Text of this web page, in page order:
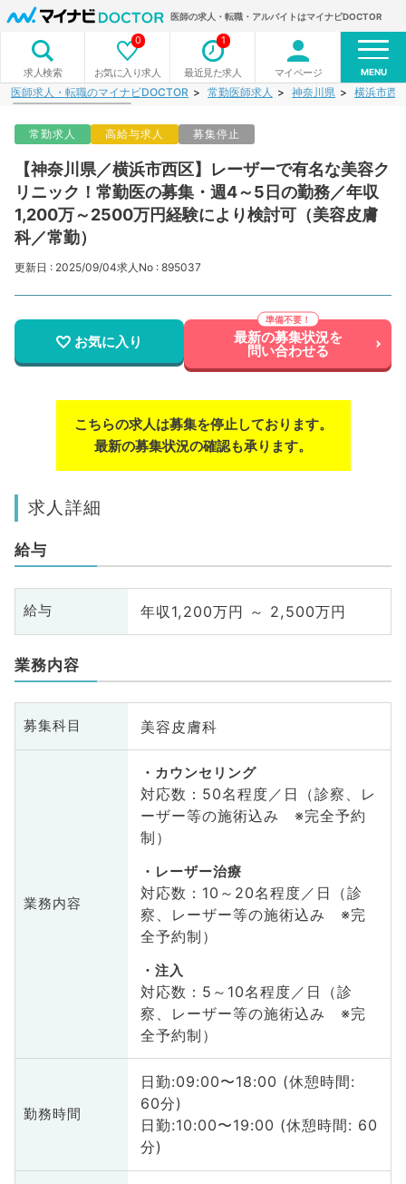
医師の求人・転職・アルバイトはマイナビDOCTOR
求人検索 お気に入り求人
0
最近見た求人
1
マイページ MENU
医師求人・転職のマイナビDOCTOR 常勤医師求人 神奈川県 横浜市西
常勤求人 高給与求人 募集停止
【神奈川県／横浜市西区】レーザーで有名な美容ク
リニック！常勤医の募集・週4～5日の勤務／年収
1,200万～2500万円経験により検討可（美容皮膚
科／常勤）
更新日 : 2025/09/04求人No : 895037
お気に入り 最新の募集状況を
問い合わせる
こちらの求人は募集を停止しております。
最新の募集状況の確認も承ります。
求人詳細
給与
給与 年収1,200万円 ～ 2,500万円
業務内容
募集科目 美容皮膚科
業務内容
カウンセリング
対応数：50名程度／日（診察、レ
ーザー等の施術込み ※完全予約
制）
レーザー治療
対応数：10～20名程度／日（診
察、レーザー等の施術込み ※完
全予約制）
注入
対応数：5～10名程度／日（診
察、レーザー等の施術込み ※完
全予約制）
勤務時間
日勤:09:00〜18:00 (休憩時間:
60分)
日勤:10:00〜19:00 (休憩時間: 60
分)